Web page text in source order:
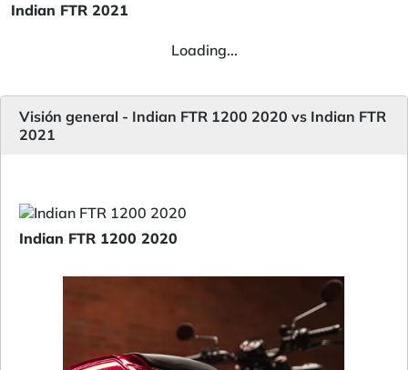
Indian FTR 2021
Loading...
Visión general - Indian FTR 1200 2020 vs Indian FTR
2021
Indian FTR 1200 2020